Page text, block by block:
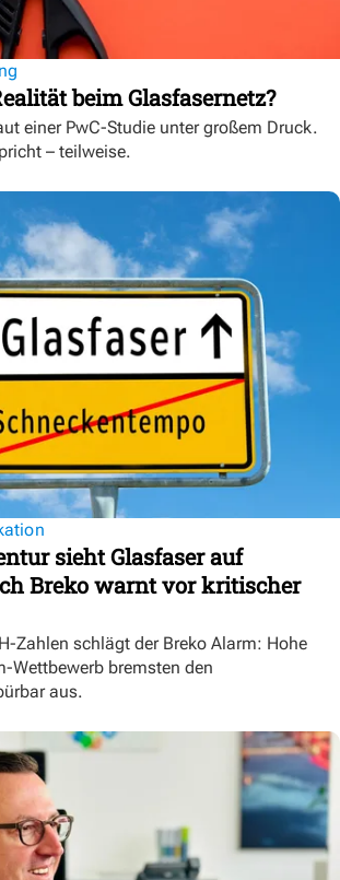
beim Glasfasernetz?
einer PwC-Studie unter großem Druck.
– teilweise.
sieht Glasfaser auf
Breko warnt vor kritischer
Zahlen schlägt der Breko Alarm: Hohe
Wettbewerb bremsten den
aus.